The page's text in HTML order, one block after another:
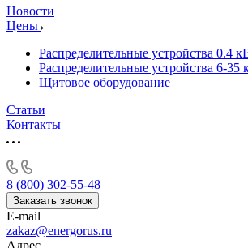
Новости
Цены
Распределительные устройства 0.4
Распределительные устройства 6-35
Щитовое оборудование
Статьи
Контакты
8 (800) 302-55-48
Заказать звонок
E-mail
zakaz@energorus.ru
Адрес